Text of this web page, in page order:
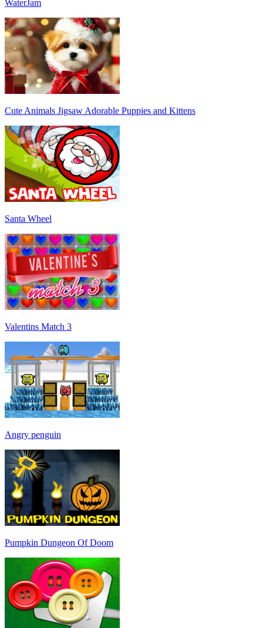
WaterJam
Cute Animals Jigsaw Adorable Puppies and Kittens
Santa Wheel
Valentins Match 3
Angry penguin
Pumpkin Dungeon Of Doom